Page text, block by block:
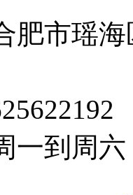
肥市瑶
一到周六